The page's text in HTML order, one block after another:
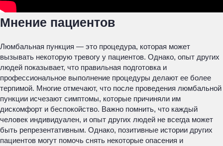
Мнение пациентов
Люмбальная пункция — это процедура, которая может
вызывать некоторую тревогу у пациентов. Однако, опыт других
людей показывает, что правильная подготовка и
профессиональное выполнение процедуры делают ее более
терпимой. Многие отмечают, что после проведения люмбальной
пункции исчезают симптомы, которые причиняли им
дискомфорт и беспокойство. Важно помнить, что каждый
человек индивидуален, и опыт других людей не всегда может
быть репрезентативным. Однако, позитивные истории других
пациентов могут помочь снять некоторые опасения и